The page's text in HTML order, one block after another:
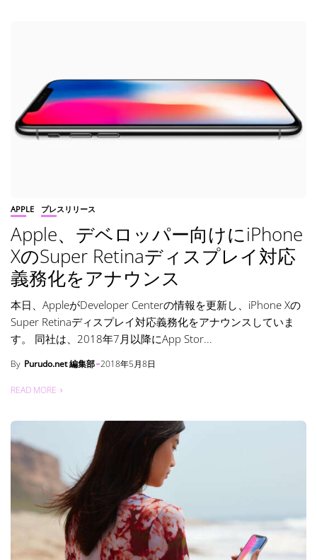
APPLE プレスリリース
Apple、デベロッパー向けにiPhone
XのSuper Retinaディスプレイ対応
義務化をアナウンス
本日、AppleがDeveloper Centerの情報を更新し、iPhone Xの
Super Retinaディスプレイ対応義務化をアナウンスしていま
す。 同社は、2018年7月以降にApp Stor...
By Purudo.net 編集部 2018年5月8日
READ MORE